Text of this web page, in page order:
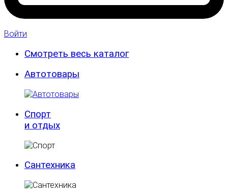
Войти
Смотреть весь каталог
Автотовары
Спорт
и отдых
Сантехника